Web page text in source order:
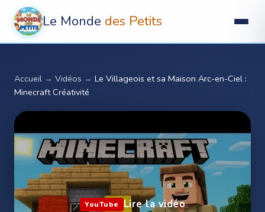
Le Monde des Petits
Accueil → Vidéos → Le Villageois et sa Maison Arc-en-Ciel :
Minecraft Créativité
YouTube Lire la vidéo